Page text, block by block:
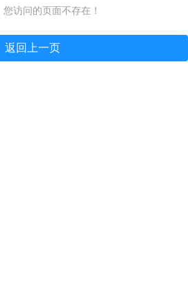
您访问的页面不存在！
返回上一页